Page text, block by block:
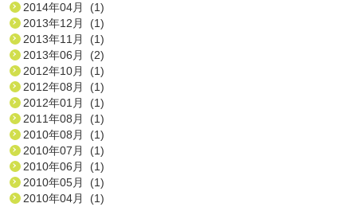
2014年04月 (1)
2013年12月 (1)
2013年11月 (1)
2013年06月 (2)
2012年10月 (1)
2012年08月 (1)
2012年01月 (1)
2011年08月 (1)
2010年08月 (1)
2010年07月 (1)
2010年06月 (1)
2010年05月 (1)
2010年04月 (1)